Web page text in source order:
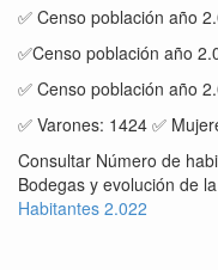
✅ Censo población año
✅Censo población año
✅ Censo población año
✅ Varones: 1424 ✅
Consultar Número de
Bodegas y evolución de
Habitantes 2.022